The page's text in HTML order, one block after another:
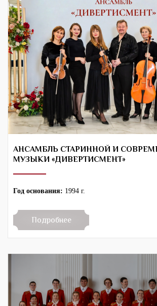
АНСАМБЛЬ СТАРИННОЙ И
МУЗЫКИ «ДИВЕРТИСМЕНТ»
Год основания: 1994 г.
Подробнее